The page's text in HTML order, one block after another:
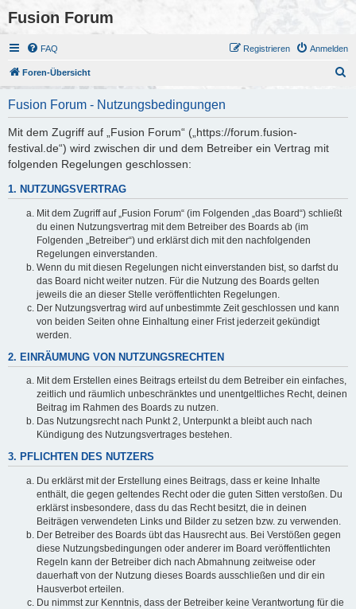
Fusion Forum
FAQ Anmelden
Registrieren
Foren-Übersicht
Fusion Forum - Nutzungsbedingungen
Mit dem Zugriff auf „Fusion Forum“ („https://forum.fusion-
festival.de“) wird zwischen dir und dem Betreiber ein Vertrag mit
folgenden Regelungen geschlossen:
1. NUTZUNGSVERTRAG
Mit dem Zugriff auf „Fusion Forum“ (im Folgenden „das Board“) schließt
du einen Nutzungsvertrag mit dem Betreiber des Boards ab (im
Folgenden „Betreiber“) und erklärst dich mit den nachfolgenden
Regelungen einverstanden.
Wenn du mit diesen Regelungen nicht einverstanden bist, so darfst du
das Board nicht weiter nutzen. Für die Nutzung des Boards gelten
jeweils die an dieser Stelle veröffentlichten Regelungen.
Der Nutzungsvertrag wird auf unbestimmte Zeit geschlossen und kann
von beiden Seiten ohne Einhaltung einer Frist jederzeit gekündigt
werden.
2. EINRÄUMUNG VON NUTZUNGSRECHTEN
Mit dem Erstellen eines Beitrags erteilst du dem Betreiber ein einfaches,
zeitlich und räumlich unbeschränktes und unentgeltliches Recht, deinen
Beitrag im Rahmen des Boards zu nutzen.
Das Nutzungsrecht nach Punkt 2, Unterpunkt a bleibt auch nach
Kündigung des Nutzungsvertrages bestehen.
3. PFLICHTEN DES NUTZERS
Du erklärst mit der Erstellung eines Beitrags, dass er keine Inhalte
enthält, die gegen geltendes Recht oder die guten Sitten verstoßen. Du
erklärst insbesondere, dass du das Recht besitzt, die in deinen
Beiträgen verwendeten Links und Bilder zu setzen bzw. zu verwenden.
Der Betreiber des Boards übt das Hausrecht aus. Bei Verstößen gegen
diese Nutzungsbedingungen oder anderer im Board veröffentlichten
Regeln kann der Betreiber dich nach Abmahnung zeitweise oder
dauerhaft von der Nutzung dieses Boards ausschließen und dir ein
Hausverbot erteilen.
Du nimmst zur Kenntnis, dass der Betreiber keine Verantwortung für die